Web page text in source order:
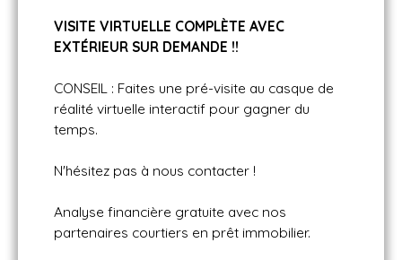
VISITE VIRTUELLE COMPLÈTE AVEC
EXTÉRIEUR SUR DEMANDE !!
CONSEIL : Faites une pré-visite au casque de
réalité virtuelle interactif pour gagner du
temps.
N'hésitez pas à nous contacter !
Analyse financière gratuite avec nos
partenaires courtiers en prêt immobilier.